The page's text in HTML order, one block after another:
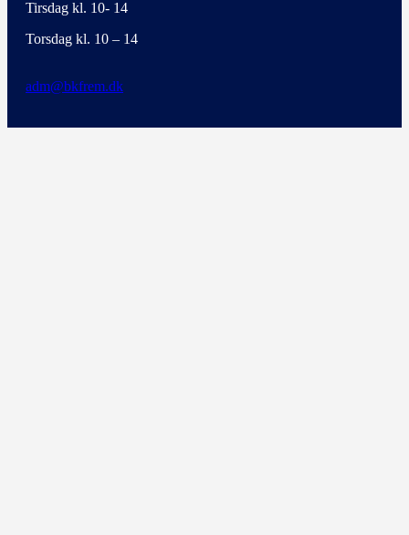
Tirsdag kl. 10- 14
Torsdag kl. 10 – 14
adm@bkfrem.dk